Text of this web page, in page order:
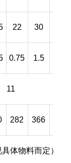
22 30
0.75 1.5
11
282 366
体物料而定）